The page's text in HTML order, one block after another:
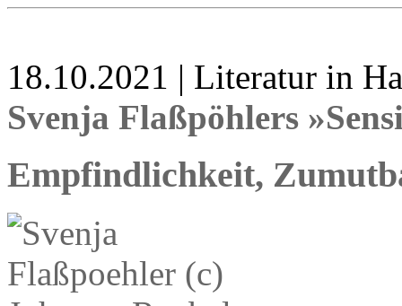
18.10.2021 | Literatur in
Svenja Flaßpöhlers
Empfindlichkeit,